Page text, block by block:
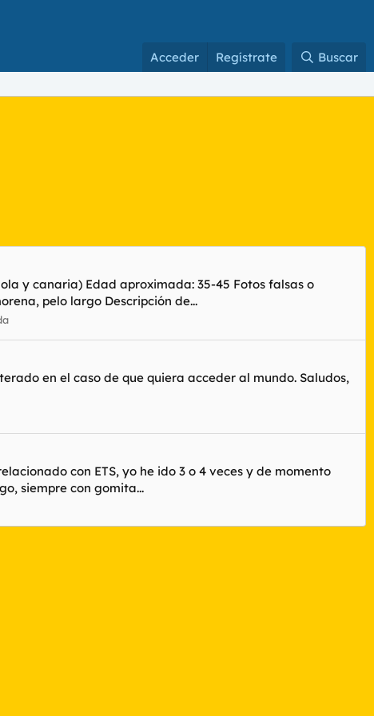
Acceder Regístrate Buscar
y canaria) Edad aproximada: 35-45 Fotos falsas o
pelo largo Descripción de...
en el caso de que quiera acceder al mundo. Saludos,
con ETS, yo he ido 3 o 4 veces y de momento
siempre con gomita...